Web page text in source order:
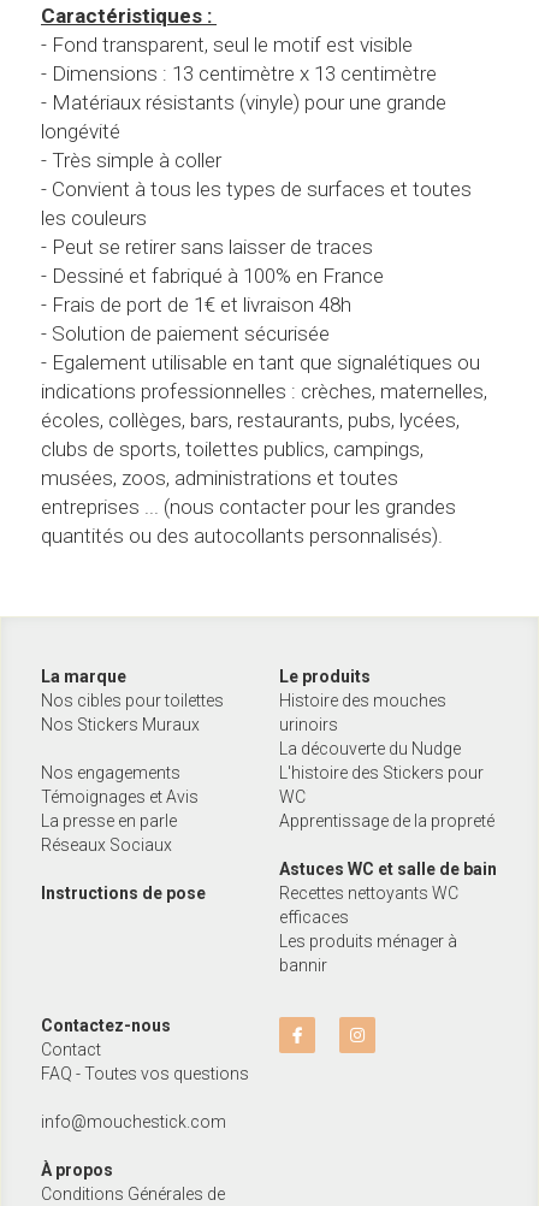
Caractéristiques :
- Fond transparent, seul le motif est visible
- Dimensions : 13 centimètre x 13 centimètre
- Matériaux résistants (vinyle) pour une grande
longévité
- Très simple à coller
- Convient à tous les types de surfaces et toutes
les couleurs
- Peut se retirer sans laisser de traces
- Dessiné et fabriqué à 100% en France
- Frais de port de 1€ et livraison 48h
- Solution de paiement sécurisée
- Egalement utilisable en tant que signalétiques ou
indications professionnelles : crèches, maternelles,
écoles, collèges, bars, restaurants, pubs, lycées,
clubs de sports, toilettes publics, campings,
musées, zoos, administrations et toutes
entreprises ... (nous contacter pour les grandes
quantités ou des autocollants personnalisés).
La marque
Nos cibles pour toilettes
Nos Stickers Muraux
Nos engagements
Témoignages et Avis
La presse en parle
Réseaux Sociaux
Instructions de pose
Le produits
Histoire des mouches
urinoirs
La découverte du Nudge
L'histoire des Stickers pour
WC
Apprentissage de la propreté
Astuces WC et salle de bain
Recettes nettoyants WC
efficaces
Les produits ménager à
bannir
Contactez-nous
Contact
FAQ - Toutes vos questions
info@mouchestick.com
À propos
Conditions Générales de